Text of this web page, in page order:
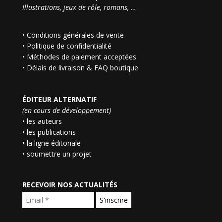
Illustrations, jeux de rôle, romans, …
• Conditions générales de vente
• Politique de confidentialité
• Méthodes de paiement acceptées
• Délais de livraison & FAQ boutique
ÉDITEUR ALTERNATIF
(en cours de développement)
• les auteurs
• les publications
• la ligne éditoriale
• soumettre un projet
RECEVOIR NOS ACTUALITÉS